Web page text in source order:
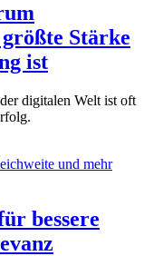
Stärke
ist
digitalen Welt ist oft
bessere